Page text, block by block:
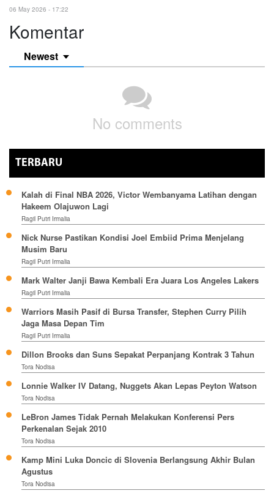
06 May 2026 - 17:22
Komentar
Newest
No comments
TERBARU
Kalah di Final NBA 2026, Victor Wembanyama Latihan dengan
Hakeem Olajuwon Lagi
Ragil Putri Irmalia
Nick Nurse Pastikan Kondisi Joel Embiid Prima Menjelang
Musim Baru
Ragil Putri Irmalia
Mark Walter Janji Bawa Kembali Era Juara Los Angeles Lakers
Ragil Putri Irmalia
Warriors Masih Pasif di Bursa Transfer, Stephen Curry Pilih
Jaga Masa Depan Tim
Ragil Putri Irmalia
Dillon Brooks dan Suns Sepakat Perpanjang Kontrak 3 Tahun
Tora Nodisa
Lonnie Walker IV Datang, Nuggets Akan Lepas Peyton Watson
Tora Nodisa
LeBron James Tidak Pernah Melakukan Konferensi Pers
Perkenalan Sejak 2010
Tora Nodisa
Kamp Mini Luka Doncic di Slovenia Berlangsung Akhir Bulan
Agustus
Tora Nodisa